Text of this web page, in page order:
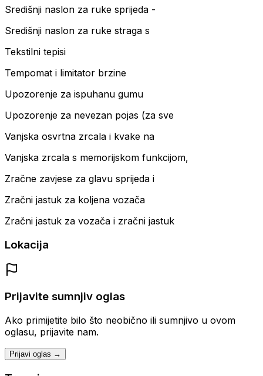
Središnji naslon za ruke sprijeda -
Središnji naslon za ruke straga s
Tekstilni tepisi
Tempomat i limitator brzine
Upozorenje za ispuhanu gumu
Upozorenje za nevezan pojas (za sve
Vanjska osvrtna zrcala i kvake na
Vanjska zrcala s memorijskom funkcijom,
Zračne zavjese za glavu sprijeda i
Zračni jastuk za koljena vozača
Zračni jastuk za vozača i zračni jastuk
Lokacija
Prijavite sumnjiv oglas
Ako primijetite bilo što neobično ili sumnjivo u ovom
oglasu, prijavite nam.
Prijavi oglas →